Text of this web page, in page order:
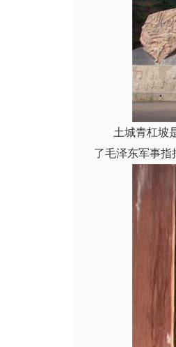
土城青杠坡是
了毛泽东军事指